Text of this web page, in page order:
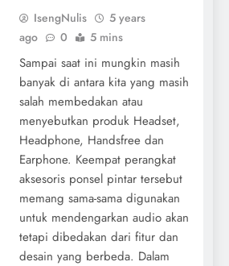
IsengNulis
5 years
ago
0 5 mins
Sampai saat ini mungkin masih
banyak di antara kita yang masih
salah membedakan atau
menyebutkan produk Headset,
Headphone, Handsfree dan
Earphone. Keempat perangkat
aksesoris ponsel pintar tersebut
memang sama-sama digunakan
untuk mendengarkan audio akan
tetapi dibedakan dari fitur dan
desain yang berbeda. Dalam